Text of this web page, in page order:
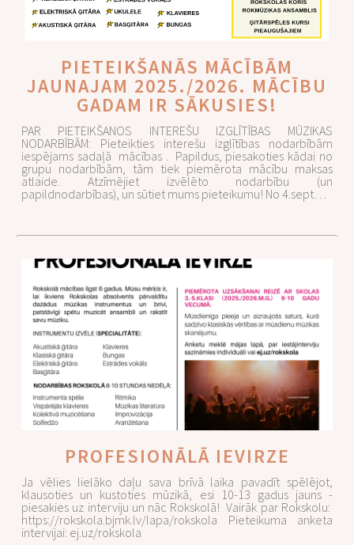
PIETEIKŠANĀS MĀCĪBĀM
JAUNAJAM 2025./2026. MĀCĪBU
GADAM IR SĀKUSIES!
PAR PIETEIKŠANOS INTEREŠU IZGLĪTĪBAS MŪZIKAS
NODARBĪBĀM: Pieteikties interešu izglītības nodarbībām
iespējams sadaļā mācības . Papildus, piesakoties kādai no
grupu nodarbībām, tām tiek piemērota mācību maksas
atlaide. Atzīmējiet izvēlēto nodarbību (un
papildnodarbības), un sūtiet mums pieteikumu! No 4.sept…
PROFESIONĀLĀ IEVIRZE
Ja vēlies lielāko daļu sava brīvā laika pavadīt spēlējot,
klausoties un kustoties mūzikā, esi 10-13 gadus jauns -
piesakies uz interviju un nāc Rokskolā! Vairāk par Rokskolu:
https://rokskola.bjmk.lv/lapa/rokskola Pieteikuma anketa
intervijai: ej.uz/rokskola